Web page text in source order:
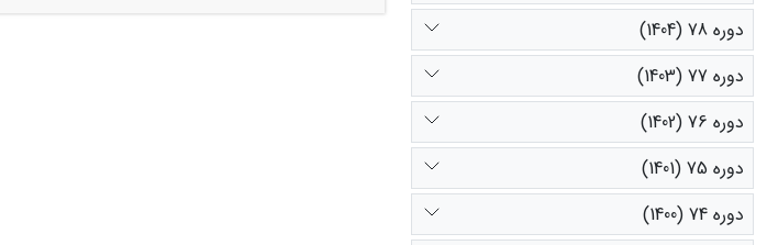
دوره 78 (1404)
دوره 77 (1403)
دوره 76 (1402)
دوره 75 (1401)
دوره 74 (1400)